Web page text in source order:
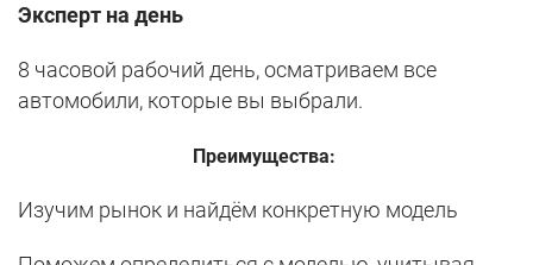
Эксперт на день
8 часовой рабочий день, осматриваем все
автомобили, которые вы выбрали.
Преимущества:
Изучим рынок и найдём конкретную модель